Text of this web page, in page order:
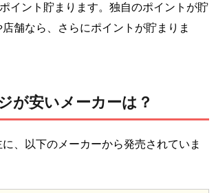
イント貯まります。独自のポイントが貯
舗なら、さらにポイントが貯まりま
が安いメーカーは？
、以下のメーカーから発売されていま